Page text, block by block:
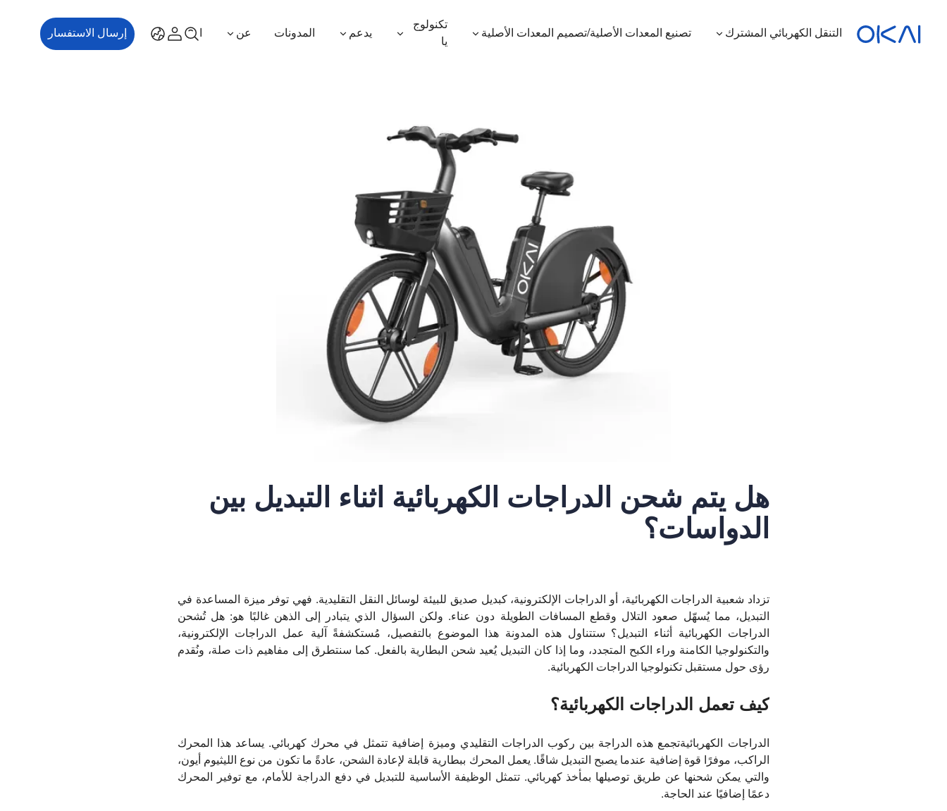
التنقل الكهربائي المشترك تصنيع المعدات الأصلية/تصميم المعدات الأصلية
تكنولوج
يا
يدعم المدونات عن اتصل بنا
ES400AV2
ES410
إرسال الاستفسار
هل يتم شحن الدراجات الكهربائية أثناء التبديل بين
الدواسات؟
تزداد شعبية الدراجات الكهربائية، أو الدراجات الإلكترونية، كبديل صديق للبيئة لوسائل النقل التقليدية. فهي توفر ميزة المساعدة في
التبديل، مما يُسهّل صعود التلال وقطع المسافات الطويلة دون عناء. ولكن السؤال الذي يتبادر إلى الذهن غالبًا هو: هل تُشحن
الدراجات الكهربائية أثناء التبديل؟ ستتناول هذه المدونة هذا الموضوع بالتفصيل، مُستكشفةً آلية عمل الدراجات الإلكترونية،
والتكنولوجيا الكامنة وراء الكبح المتجدد، وما إذا كان التبديل يُعيد شحن البطارية بالفعل. كما سنتطرق إلى مفاهيم ذات صلة، ونُقدم
رؤى حول مستقبل تكنولوجيا الدراجات الكهربائية.
كيف تعمل الدراجات الكهربائية؟
الدراجات الكهربائيةتجمع هذه الدراجة بين ركوب الدراجات التقليدي وميزة إضافية تتمثل في محرك كهربائي. يساعد هذا المحرك
الراكب، موفرًا قوة إضافية عندما يصبح التبديل شاقًا. يعمل المحرك ببطارية قابلة لإعادة الشحن، عادةً ما تكون من نوع الليثيوم أيون،
والتي يمكن شحنها عن طريق توصيلها بمأخذ كهربائي. تتمثل الوظيفة الأساسية للتبديل في دفع الدراجة للأمام، مع توفير المحرك
دعمًا إضافيًا عند الحاجة.